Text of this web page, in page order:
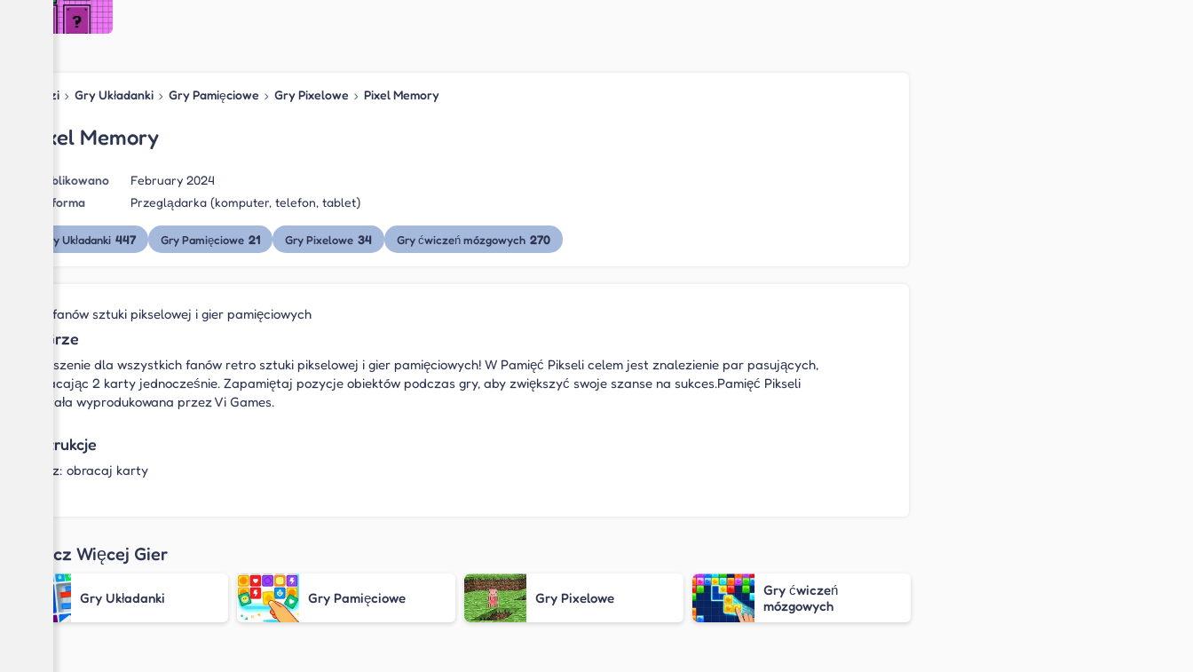
Blipzi › Gry Układanki › Gry Pamięciowe › Gry Pixelowe › Pixel Memory
Pixel Memory
Opublikowano
February 2024
Platforma
Przeglądarka (komputer, telefon, tablet)
Gry Układanki 447 Gry Pamięciowe 21 Gry Pixelowe 34 Gry ćwiczeń mózgowych 270
Dla fanów sztuki pikselowej i gier pamięciowych
O Grze
Zgłoszenie dla wszystkich fanów retro sztuki pikselowej i gier pamięciowych! W Pamięć Pikseli celem jest znalezienie par pasujących,
obracając 2 karty jednocześnie. Zapamiętaj pozycje obiektów podczas gry, aby zwiększyć swoje szanse na sukces.Pamięć Pikseli
została wyprodukowana przez Vi Games.
Instrukcje
Mysz: obracaj karty
Zobacz Więcej Gier
Gry Układanki Gry Pamięciowe Gry Pixelowe
Gry ćwiczeń
mózgowych